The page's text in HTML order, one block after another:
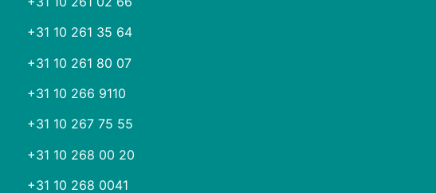
+31 10 261 35 64
+31 10 261 80 07
+31 10 266 9110
+31 10 267 75 55
+31 10 268 00 20
+31 10 268 0041